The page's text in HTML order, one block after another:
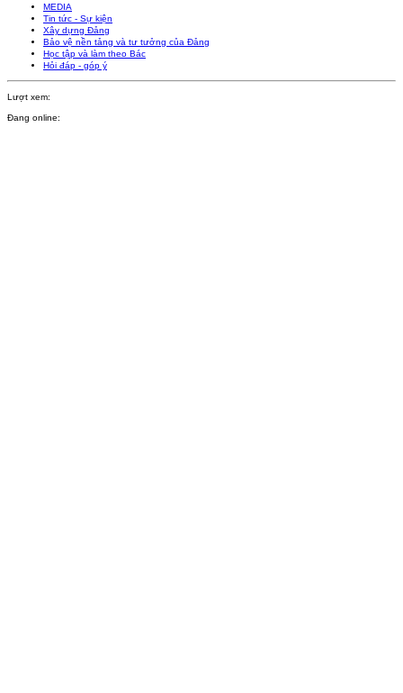
MEDIA
Tin tức - Sự kiện
Xây dựng Đảng
Bảo vệ nền tảng và tư tưởng của Đảng
Học tập và làm theo Bác
Hỏi đáp - góp ý
Lượt xem:
Đang online: